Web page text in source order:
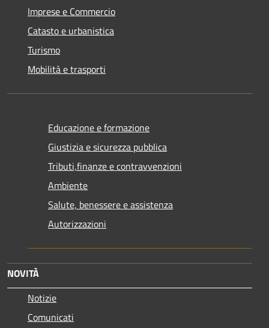
Imprese e Commercio
Catasto e urbanistica
Turismo
Mobilità e trasporti
Educazione e formazione
Giustizia e sicurezza pubblica
Tributi,finanze e contravvenzioni
Ambiente
Salute, benessere e assistenza
Autorizzazioni
NOVITÀ
Notizie
Comunicati